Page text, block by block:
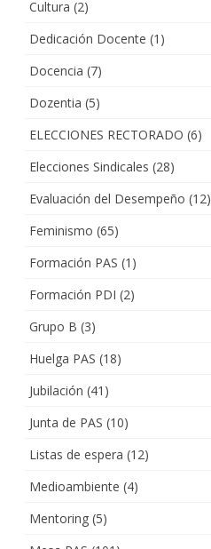
Cultura (2)
Dedicación Docente (1)
Docencia (7)
Dozentia (5)
ELECCIONES RECTORADO (6)
Elecciones Sindicales (28)
Evaluación del Desempeño (12)
Feminismo (65)
Formación PAS (1)
Formación PDI (2)
Grupo B (3)
Huelga PAS (18)
Jubilación (41)
Junta de PAS (10)
Listas de espera (12)
Medioambiente (4)
Mentoring (5)